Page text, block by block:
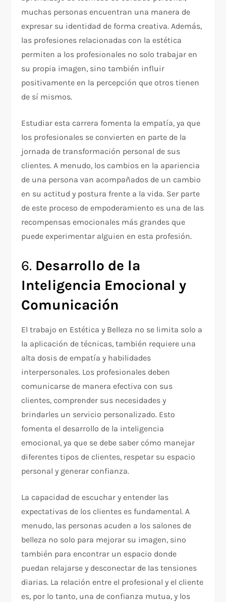
muchas personas encuentran una manera de
expresar su identidad de forma creativa. Además,
las profesiones relacionadas con la estética
permiten a los profesionales no solo trabajar en
su propia imagen, sino también influir
positivamente en la percepción que otros tienen
de sí mismos.
Estudiar esta carrera fomenta la empatía, ya que
los profesionales se convierten en parte de la
jornada de transformación personal de sus
clientes. A menudo, los cambios en la apariencia
de una persona van acompañados de un cambio
en su actitud y postura frente a la vida. Ser parte
de este proceso de empoderamiento es una de las
recompensas emocionales más grandes que
puede experimentar alguien en esta profesión.
6. Desarrollo de la
Inteligencia Emocional y
Comunicación
El trabajo en Estética y Belleza no se limita solo a
la aplicación de técnicas, también requiere una
alta dosis de empatía y habilidades
interpersonales. Los profesionales deben
comunicarse de manera efectiva con sus
clientes, comprender sus necesidades y
brindarles un servicio personalizado. Esto
fomenta el desarrollo de la inteligencia
emocional, ya que se debe saber cómo manejar
diferentes tipos de clientes, respetar su espacio
personal y generar confianza.
La capacidad de escuchar y entender las
expectativas de los clientes es fundamental. A
menudo, las personas acuden a los salones de
belleza no solo para mejorar su imagen, sino
también para encontrar un espacio donde
puedan relajarse y desconectar de las tensiones
diarias. La relación entre el profesional y el cliente
es, por lo tanto, una de confianza mutua, y los